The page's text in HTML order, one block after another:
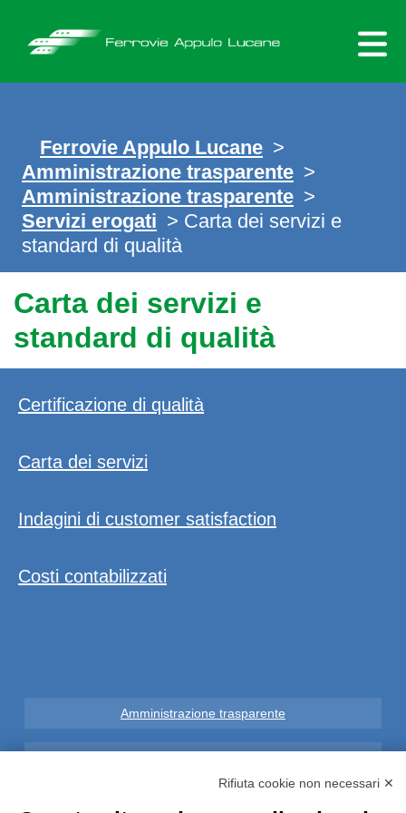
content
Ferrovie Appulo Lucane >
Amministrazione trasparente >
Amministrazione trasparente >
Servizi erogati > Carta dei servizi e
standard di qualità
Carta dei servizi e
standard di qualità
Certificazione di qualità
Carta dei servizi
Indagini di customer satisfaction
Costi contabilizzati
Amministrazione trasparente
Rifiuta cookie non necessari ✕